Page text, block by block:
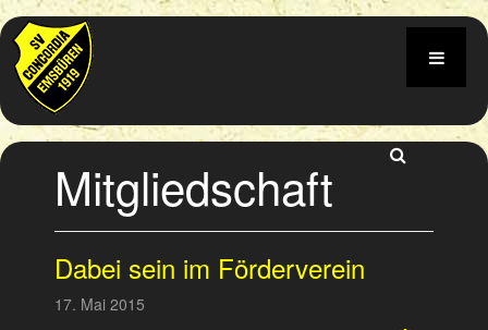
Mitgliedschaft
Dabei sein im Förderverein
17. Mai 2015